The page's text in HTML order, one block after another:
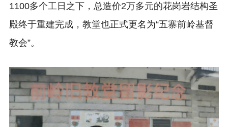
1100多个工日之下，总造价2万多元的花岗岩结构圣
殿终于重建完成，教堂也正式更名为“五寨前岭基督
教会”。